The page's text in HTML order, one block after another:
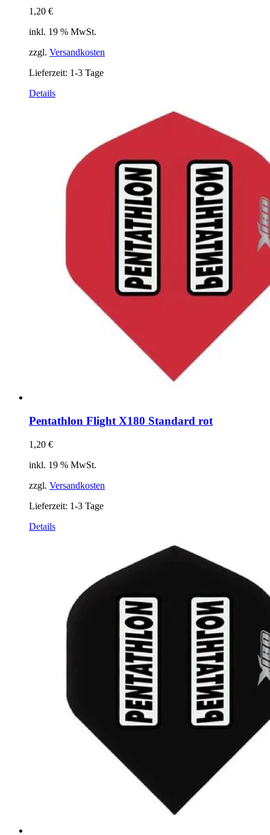
1,20 €
inkl. 19 % MwSt.
zzgl. Versandkosten
Lieferzeit: 1-3 Tage
Details
Pentathlon Flight X180 Standard rot
1,20 €
inkl. 19 % MwSt.
zzgl. Versandkosten
Lieferzeit: 1-3 Tage
Details